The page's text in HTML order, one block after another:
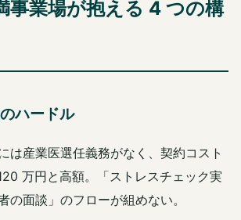
事業場が抱える 4 つの構
ハードル
は産業医選任義務がなく、契約コスト
万円と高額。「ストレスチェック実
面談」のフローが組めない。